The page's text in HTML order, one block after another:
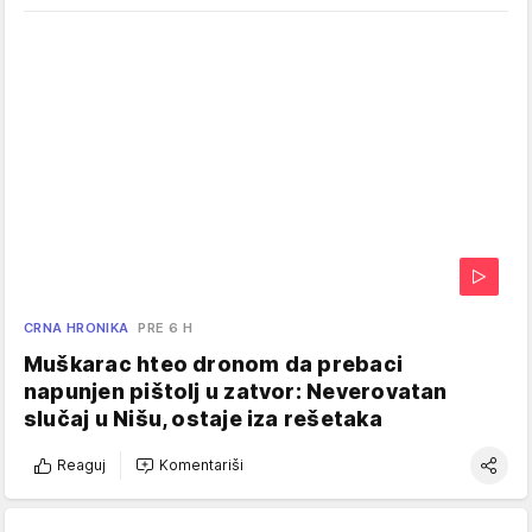
CRNA HRONIKA PRE 6 H
Muškarac hteo dronom da prebaci
napunjen pištolj u zatvor: Neverovatan
slučaj u Nišu, ostaje iza rešetaka
Reaguj Komentariši